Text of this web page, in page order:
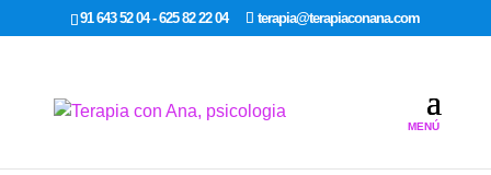
google-site-verification: google7dcda757e565a307.html
91 643 52 04 - 625 82 22 04 terapia@terapiaconana.com